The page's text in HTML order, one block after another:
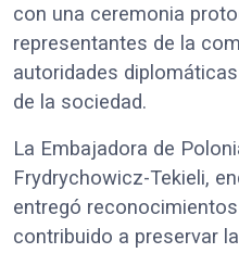
con una ceremonia
representantes de la
autoridades
de la sociedad.
La Embajadora de
Frydrychowicz-Tekieli,
entregó
contribuido a preservar